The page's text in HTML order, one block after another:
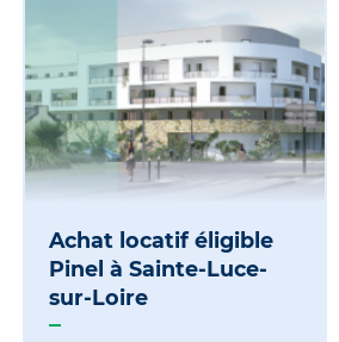
Achat locatif éligible
Pinel à Sainte-Luce-
sur-Loire